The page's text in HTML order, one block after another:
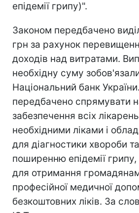
епідемії грипу)".
Законом передбачено
грн за рахунок
доходів над витратами.
необхідну суму
Національний банк
передбачено спрямувати
забезпечення всіх
необхідними ліками і
для діагностики хвороби
поширенню епідемії
для отримання
професійної медичної
безкоштовних ліків. За